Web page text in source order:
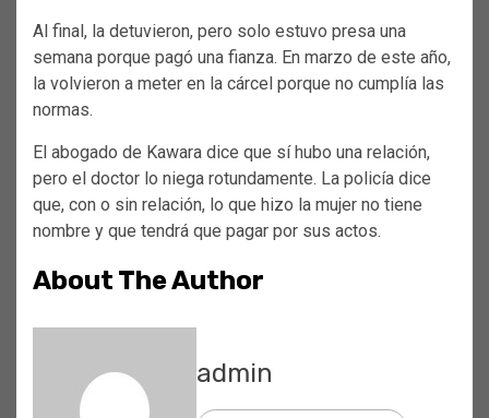
Al final, la detuvieron, pero solo estuvo presa una
semana porque pagó una fianza. En marzo de este año,
la volvieron a meter en la cárcel porque no cumplía las
normas.
El abogado de Kawara dice que sí hubo una relación,
pero el doctor lo niega rotundamente. ‍La policía dice
que, con o sin relación, lo que hizo la mujer no tiene
nombre y que tendrá que pagar por sus actos.
About The Author
admin